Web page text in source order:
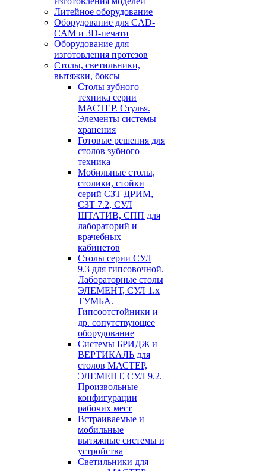
Литейное оборудование
Оборудование для CAD-
CAM и 3D-печати
Оборудование для
изготовления протезов
Cтолы, светильники,
вытяжки, боксы
Столы зубного
техника серии
МАСТЕР. Стулья.
Элементы системы
хранения
Готовые решения для
столов зубного
техника
Мобильные столы,
столики, стойки
серий СЗТ ДРИМ,
СЗТ 7.2, СУЛ
ШТАТИВ, СПП для
лабораторий и
врачебных
кабинетов
Столы серии СУЛ
9.3 для гипсовочной.
Лабораторные столы
ЭЛЕМЕНТ, СУЛ 1.х
ТУМБА.
Гипсоотстойники и
др. сопутствующее
оборудование
Системы БРИДЖ и
ВЕРТИКАЛЬ для
столов МАСТЕР,
ЭЛЕМЕНТ, СУЛ 9.2.
Произвольные
конфигурации
рабочих мест
Встраиваемые и
мобильные
вытяжные системы и
устройства
Светильники для